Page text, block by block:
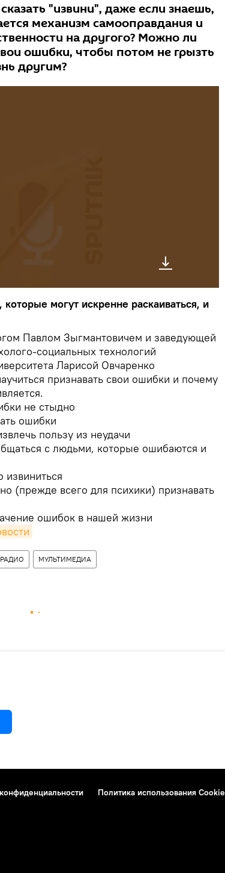
"извини", даже если знаешь,
механизм самооправдания и
на другого? Можно ли
ошибки, чтобы потом не грызть
другим?
могут искренне раскаиваться, и
Павлом Зыгмантовичем и заведующей
социальных технологий
Ларисой Овчаренко
признавать свои ошибки и почему
не стыдно
ошибки
пользу из неудачи
с людьми, которые ошибаются и
(прежде всего для психики) признавать
ошибок в нашей жизни
РАДИО МУЛЬТИМЕДИА
Политика использования Cookie